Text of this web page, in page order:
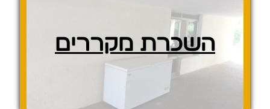
השכרת מקררים